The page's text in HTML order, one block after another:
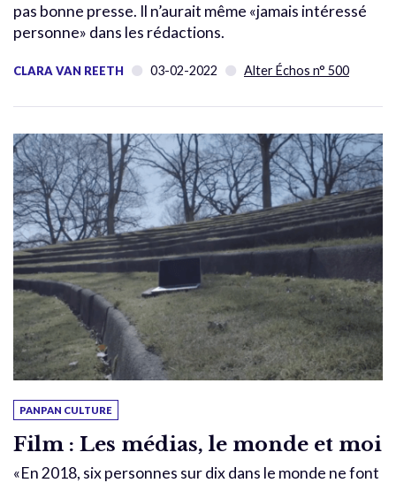
pas bonne presse. Il n’aurait même «jamais intéressé
personne» dans les rédactions.
CLARA VAN REETH 03-02-2022 Alter Échos n° 500
PANPAN CULTURE
Film : Les médias, le monde et moi
«En 2018, six personnes sur dix dans le monde ne font